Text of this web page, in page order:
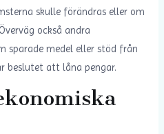
skulle förändras eller om
också andra
sparade medel eller stöd från
beslutet att låna pengar.